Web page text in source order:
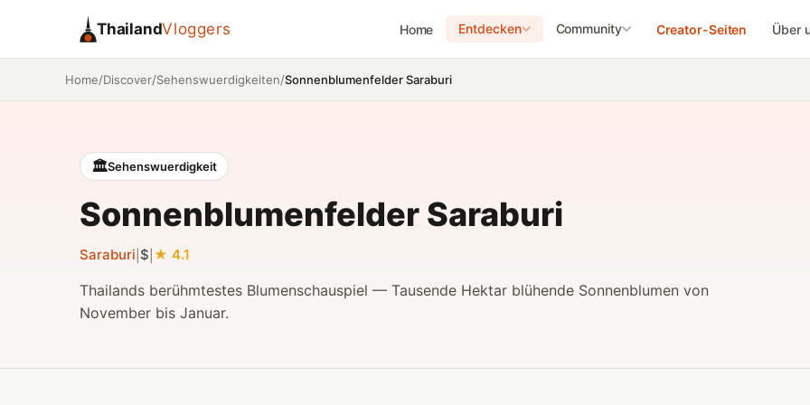
ThailandVloggers Home Entdecken Community Creator-Seiten Über
Home/Discover/Sehenswuerdigkeiten/Sonnenblumenfelder Saraburi
🏛️Sehenswuerdigkeit
Sonnenblumenfelder Saraburi
Saraburi $ 4.1
Thailands berühmtestes Blumenschauspiel — Tausende Hektar blühende Sonnenblumen von
November bis Januar.